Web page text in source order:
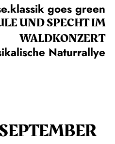
goes green
UND SPECHT IM
WALDKONZERT
Naturrallye